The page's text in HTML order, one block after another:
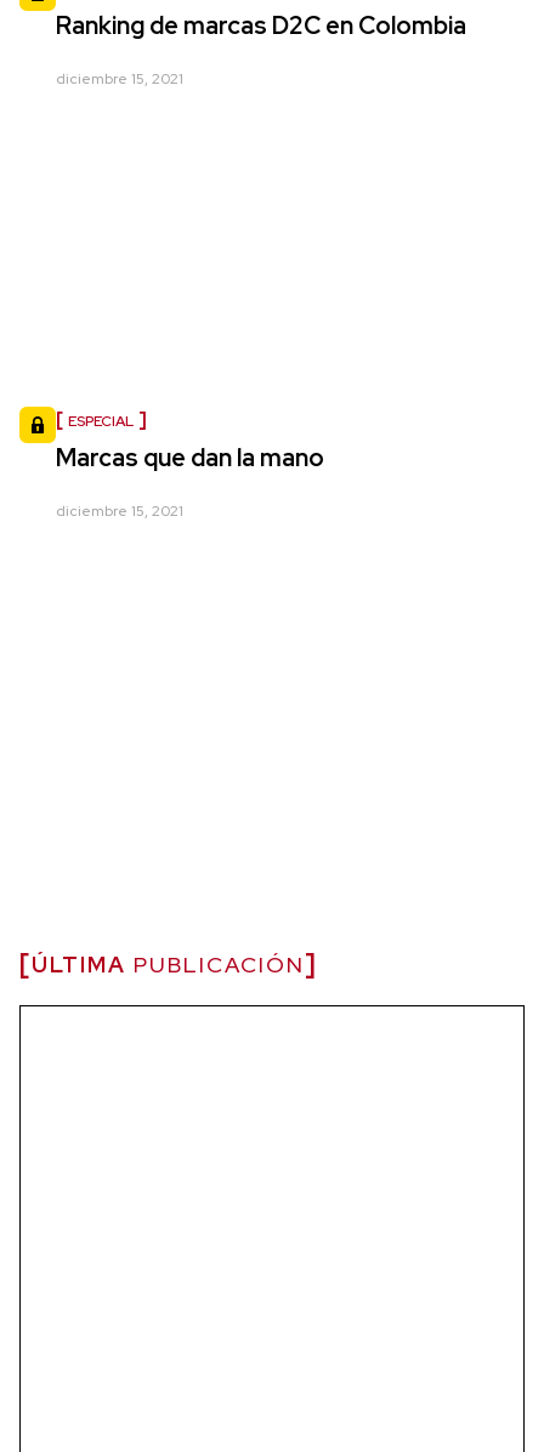
Ranking de marcas D2C en Colombia
diciembre 15, 2021
ESPECIAL
Marcas que dan la mano
diciembre 15, 2021
ÚLTIMA PUBLICACIÓN